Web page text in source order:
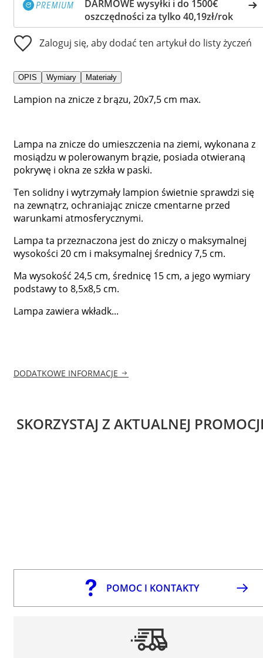
DARMOWE wysyłki i do 1500€
oszczędności za tylko 40,19zł/rok
Zaloguj się, aby dodać ten artykuł do listy życzeń
OPIS Wymiary Materiały
Lampion na znicze z brązu, 20x7,5 cm max.
Lampa na znicze do umieszczenia na ziemi, wykonana z
mosiądzu w polerowanym brązie, posiada otwieraną
pokrywę i okna ze szkła w paski.
Ten solidny i wytrzymały lampion świetnie sprawdzi się
na zewnątrz, ochraniając znicze cmentarne przed
warunkami atmosferycznymi.
Lampa ta przeznaczona jest do zniczy o maksymalnej
wysokości 20 cm i maksymalnej średnicy 7,5 cm.
Ma wysokość 24,5 cm, średnicę 15 cm, a jego wymiary
podstawy to 8,5x8,5 cm.
Lampa zawiera wkładk...
DODATKOWE INFORMACJE
SKORZYSTAJ Z AKTUALNEJ
POMOC I KONTAKTY